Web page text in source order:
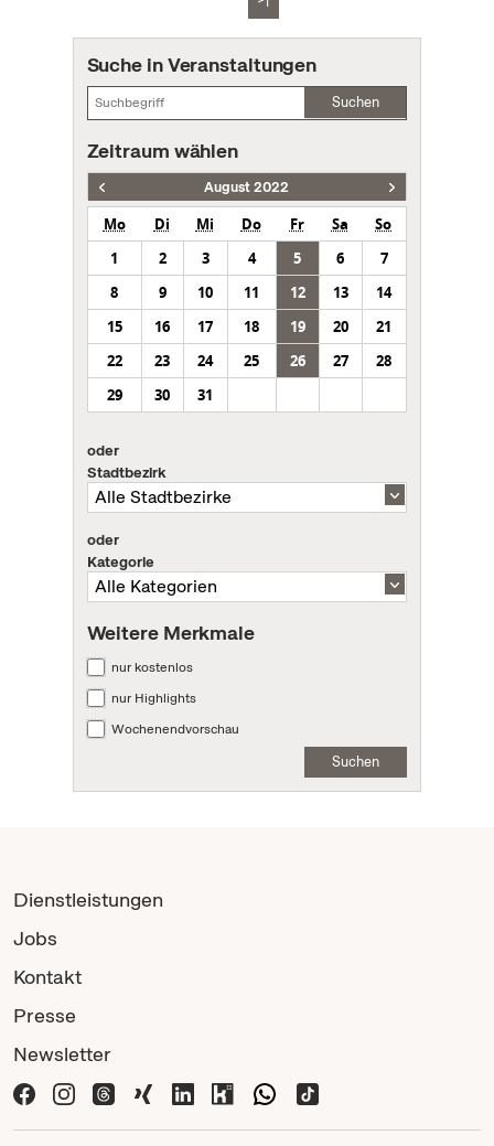
Suche in Veranstaltungen
Suchen
Zeitraum wählen
August 2022
Mo Di Mi Do Fr Sa
So
1
2 3 4 5 6
7
8
9 10 11 12 13
14
15
16 17 18 19 20
21
22
23 24 25 26 27
28
29
30 31
oder
Stadtbezirk
oder
Kategorie
Weitere Merkmale
nur kostenlos
nur Highlights
Wochenendvorschau
Suchen
Dienstleistungen
Jobs
Kontakt
Presse
Newsletter